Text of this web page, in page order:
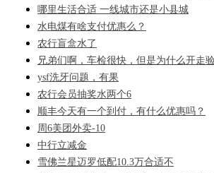
哪里生活合适 一线城市还是小县城
水电煤有啥支付优惠么？
农行盲盒水了
兄弟们啊，车检很快，但是为什么开走
ysf洗牙问题，有果
农行会员抽奖水两个6
顺丰今天有一个到付，有什么优惠吗？
周6美团外卖-10
中行立减金
雪佛兰星迈罗低配10.3万合适不